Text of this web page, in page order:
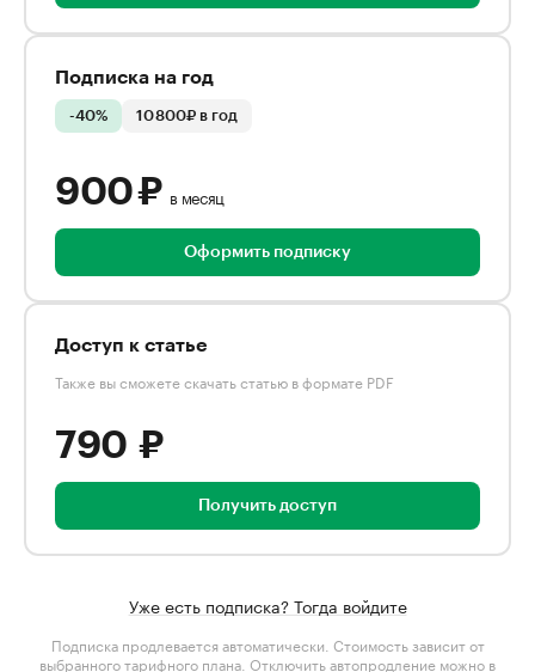
Подписка на год
-40% 10 800₽ в год
900 ₽ в месяц
Оформить подписку
Доступ к статье
Также вы сможете скачать статью в формате PDF
790 ₽
Получить доступ
Уже есть подписка? Тогда войдите
Подписка продлевается автоматически. Стоимость зависит от
выбранного тарифного плана . Отключить автопродление можно в